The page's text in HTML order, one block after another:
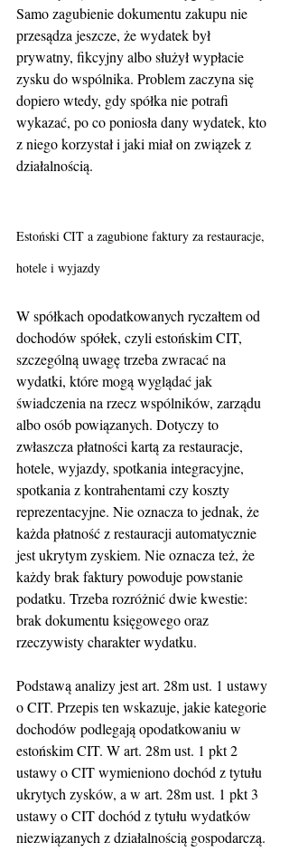
Samo zagubienie dokumentu zakupu nie
przesądza jeszcze, że wydatek był
prywatny, fikcyjny albo służył wypłacie
zysku do wspólnika. Problem zaczyna się
dopiero wtedy, gdy spółka nie potrafi
wykazać, po co poniosła dany wydatek, kto
z niego korzystał i jaki miał on związek z
działalnością.
Estoński CIT a zagubione faktury za restauracje,
hotele i wyjazdy
W spółkach opodatkowanych ryczałtem od
dochodów spółek, czyli estońskim CIT,
szczególną uwagę trzeba zwracać na
wydatki, które mogą wyglądać jak
świadczenia na rzecz wspólników, zarządu
albo osób powiązanych. Dotyczy to
zwłaszcza płatności kartą za restauracje,
hotele, wyjazdy, spotkania integracyjne,
spotkania z kontrahentami czy koszty
reprezentacyjne. Nie oznacza to jednak, że
każda płatność z restauracji automatycznie
jest ukrytym zyskiem. Nie oznacza też, że
każdy brak faktury powoduje powstanie
podatku. Trzeba rozróżnić dwie kwestie:
brak dokumentu księgowego oraz
rzeczywisty charakter wydatku.
Podstawą analizy jest art. 28m ust. 1 ustawy
o CIT. Przepis ten wskazuje, jakie kategorie
dochodów podlegają opodatkowaniu w
estońskim CIT. W art. 28m ust. 1 pkt 2
ustawy o CIT wymieniono dochód z tytułu
ukrytych zysków, a w art. 28m ust. 1 pkt 3
ustawy o CIT dochód z tytułu wydatków
niezwiązanych z działalnością gospodarczą.